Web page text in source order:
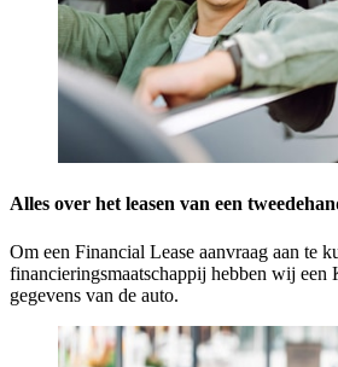
Alles over het leasen van een
Om een Financial Lease aanvraag aan te
financieringsmaatschappij hebben wij
gegevens van de auto.